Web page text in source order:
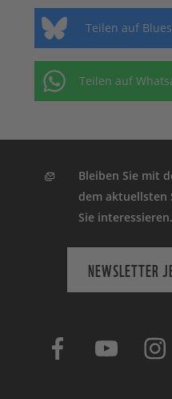
Teilen auf
Teilen auf
Bleiben Sie mit
dem aktuellsten
Sie interessieren.
NEWSLETTER